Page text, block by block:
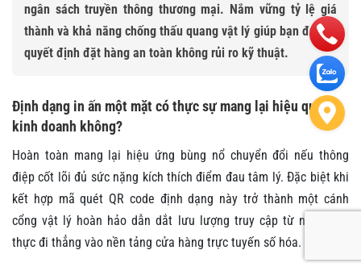
ngân sách truyền thông thương mại. Nắm vững tỷ lệ giá
thành và khả năng chống thấu quang vật lý giúp bạn đưa ra
quyết định đặt hàng an toàn không rủi ro kỹ thuật.
Định dạng in ấn một mặt có thực sự mang lại hiệu quả
kinh doanh không?
Hoàn toàn mang lại hiệu ứng bùng nổ chuyển đổi nếu thông
điệp cốt lõi đủ sức nặng kích thích điểm đau tâm lý. Đặc biệt khi
kết hợp mã quét QR code định dạng này trở thành một cánh
cổng vật lý hoàn hảo dẫn dắt lưu lượng truy cập từ ngoài đời
thực đi thẳng vào nền tảng cửa hàng trực tuyến số hóa.